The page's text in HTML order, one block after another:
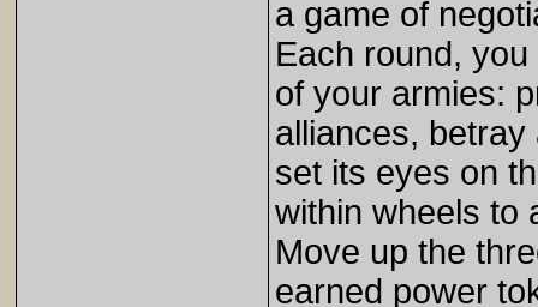
a game of
Each round,
of your armies:
alliances,
set its eyes on
within wheels to
Move up the
earned power